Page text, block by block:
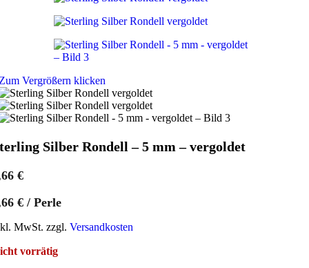
Vergrößern klicken
Silber Rondell – 5 mm – vergoldet
€
€ / Perle
MwSt. zzgl. Versandkosten
vorrätig